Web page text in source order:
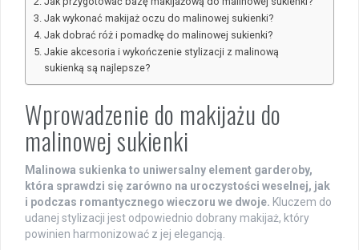
Jak wykonać makijaż oczu do malinowej sukienki?
Jak dobrać róż i pomadkę do malinowej sukienki?
Jakie akcesoria i wykończenie stylizacji z malinową
sukienką są najlepsze?
Wprowadzenie do makijażu do
malinowej sukienki
Malinowa sukienka to uniwersalny element garderoby,
która sprawdzi się zarówno na uroczystości weselnej, jak
i podczas romantycznego wieczoru we dwoje. Kluczem do
udanej stylizacji jest odpowiednio dobrany makijaż, który
powinien harmonizować z jej elegancją.